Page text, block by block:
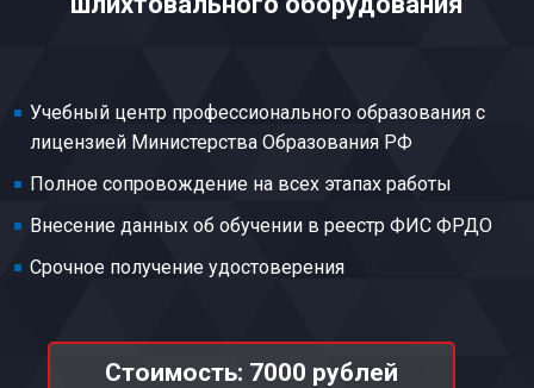
Оператор шлихтовального оборудования
Учебный центр профессионального образования с
лицензией Министерства Образования РФ
Полное сопровождение на всех этапах работы
Внесение данных об обучении в реестр ФИС ФРДО
Срочное получение удостоверения
Стоимость: 7000 рублей